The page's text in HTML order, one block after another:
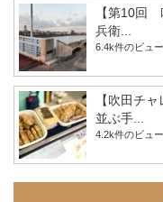
【第10回
兵衛...
6.4k件のビュー
【吹田チ
並ぶ手...
4.2k件のビュー